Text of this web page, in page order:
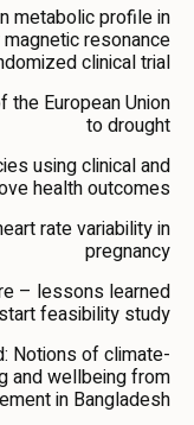
metabolic profile in
resonance
clinical trial
European Union
to drought
using clinical and
health outcomes
rate variability in
pregnancy
– lessons learned
feasibility study
Notions of climate-
and wellbeing from
in Bangladesh